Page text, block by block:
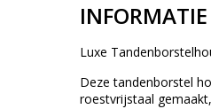
INFORMATIE
Luxe
Deze tandenborstel
roestvrijstaal